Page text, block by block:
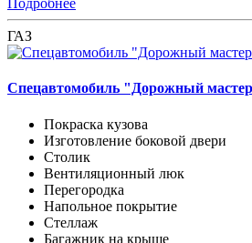
Подробнее
ГАЗ
Спецавтомобиль "Дорожный
Покраска кузова
Изготовление боковой двери
Столик
Вентиляционный люк
Перегородка
Напольное покрытие
Стеллаж
Багажник на крыше